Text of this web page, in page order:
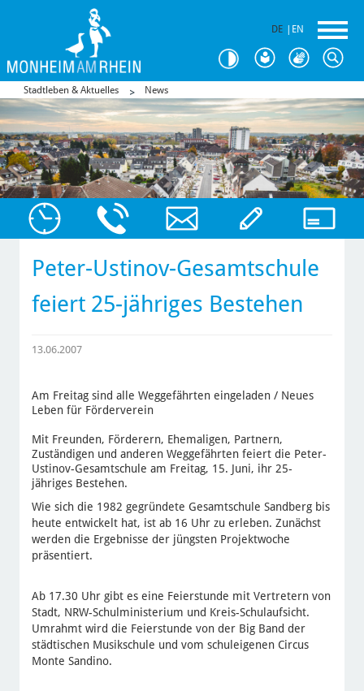
DE EN
Stadtleben & Aktuelles News
Peter-Ustinov-Gesamtschule
feiert 25-jähriges Bestehen
13.06.2007
Am Freitag sind alle Weggefährten eingeladen / Neues
Leben für Förderverein
Mit Freunden, Förderern, Ehemaligen, Partnern,
Zuständigen und anderen Weggefährten feiert die Peter-
Ustinov-Gesamtschule am Freitag, 15. Juni, ihr 25-
jähriges Bestehen.
Wie sich die 1982 gegründete Gesamtschule Sandberg bis
heute entwickelt hat, ist ab 16 Uhr zu erleben. Zunächst
werden die Ergebnisse der jüngsten Projektwoche
präsentiert.
Ab 17.30 Uhr gibt es eine Feierstunde mit Vertretern von
Stadt, NRW-Schulministerium und Kreis-Schulaufsicht.
Umrahmt wird die Feierstunde von der Big Band der
städtischen Musikschule und vom schuleigenen Circus
Monte Sandino.